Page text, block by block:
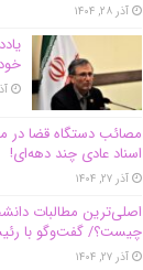
آذر ۲۸, ۱۴۰۴
مصائب دستگاه قضا در
اسناد عادی چند‌ دهه‌ای!
آذر ۲۷, ۱۴۰۴
اصلی‌ترین مطالبات
چیست؟/ گفت‌وگو با
آذر ۲۷, ۱۴۰۴